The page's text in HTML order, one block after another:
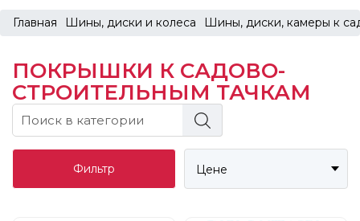
Главная Шины, диски и колеса Шины, диски, камеры к
ПОКРЫШКИ К САДОВО-
СТРОИТЕЛЬНЫМ ТАЧКАМ
Фильтр Цене